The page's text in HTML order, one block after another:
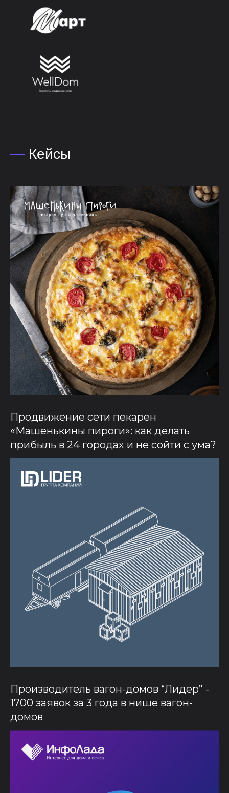
— Кейсы
Продвижение сети пекарен
«Машенькины пироги»: как делать
прибыль в 24 городах и не сойти с ума?
Производитель вагон-домов “Лидер” -
1700 заявок за 3 года в нише вагон-
домов